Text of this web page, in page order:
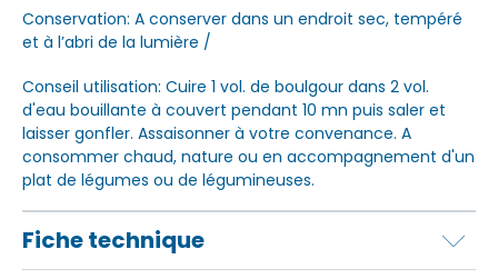
Conservation: A conserver dans un endroit sec, tempéré
et à l’abri de la lumière /
Conseil utilisation: Cuire 1 vol. de boulgour dans 2 vol.
d'eau bouillante à couvert pendant 10 mn puis saler et
laisser gonfler. Assaisonner à votre convenance. A
consommer chaud, nature ou en accompagnement d'un
plat de légumes ou de légumineuses.
Fiche technique